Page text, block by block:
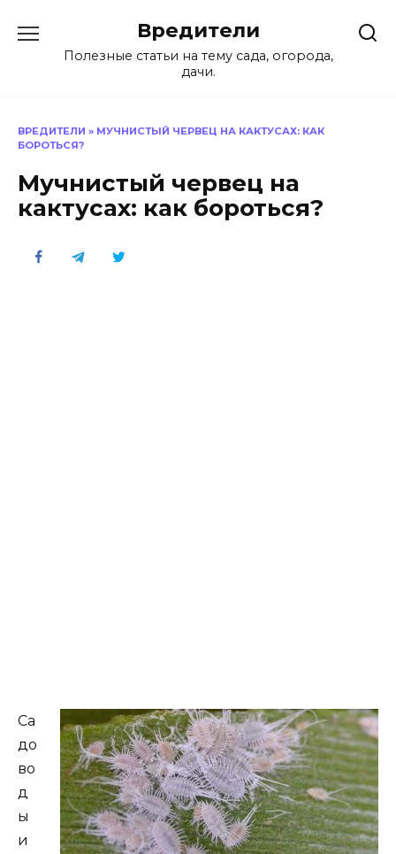
содержанию
Вредители
Полезные статьи на тему сада, огорода,
дачи.
ВРЕДИТЕЛИ » МУЧНИСТЫЙ ЧЕРВЕЦ НА КАКТУСАХ: КАК
БОРОТЬСЯ?
Мучнистый червец на
кактусах: как бороться?
Са
до
во
д
ы
и